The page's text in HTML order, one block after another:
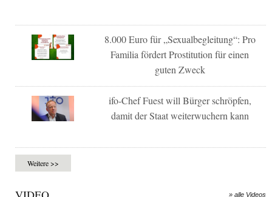
8.000 Euro für „Sexualbegleitung“: Pro
Familia fördert Prostitution für einen
guten Zweck
ifo-Chef Fuest will Bürger schröpfen,
damit der Staat weiterwuchern kann
Weitere >>
» alle Videos